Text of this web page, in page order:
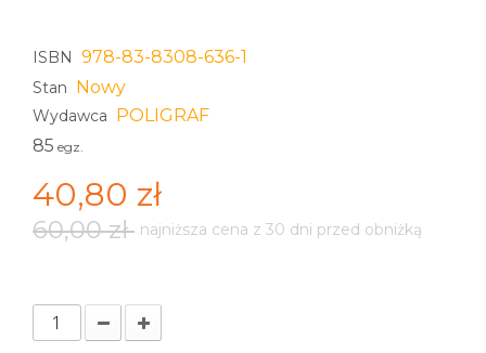
ISBN 978-83-8308-636-1
Stan Nowy
Wydawca POLIGRAF
85 egz.
40,80 zł
60,00 zł najniższa cena z 30 dni przed obniżką